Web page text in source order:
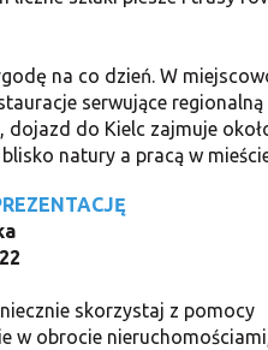
na co dzień. W
serwujące regionalną
do Kielc zajmuje
natury a pracą w
skorzystaj z pomocy
w obrocie